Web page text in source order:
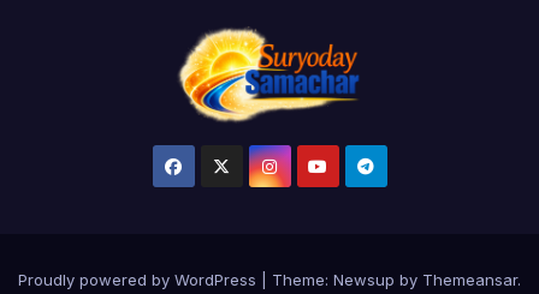
Proudly powered by WordPress Theme: Newsup by Themeansar.